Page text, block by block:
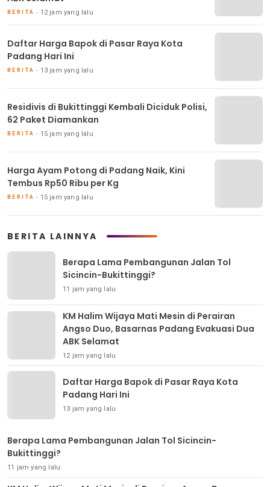
BERITA 12 jam yang lalu
Daftar Harga Bapok di Pasar Raya Kota
Padang Hari Ini
BERITA 13 jam yang lalu
Residivis di Bukittinggi Kembali Diciduk Polisi,
62 Paket Diamankan
BERITA 15 jam yang lalu
Harga Ayam Potong di Padang Naik, Kini
Tembus Rp50 Ribu per Kg
BERITA 15 jam yang lalu
BERITA LAINNYA
Berapa Lama Pembangunan Jalan Tol
Sicincin-Bukittinggi?
11 jam yang lalu
KM Halim Wijaya Mati Mesin di Perairan
Angso Duo, Basarnas Padang Evakuasi Dua
ABK Selamat
12 jam yang lalu
Daftar Harga Bapok di Pasar Raya Kota
Padang Hari Ini
13 jam yang lalu
Berapa Lama Pembangunan Jalan Tol Sicincin-
Bukittinggi?
11 jam yang lalu